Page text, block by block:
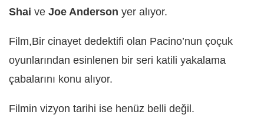
Shai ve Joe Anderson yer alıyor.
Film,Bir cinayet dedektifi olan Pacino’nun çoçuk
oyunlarından esinlenen bir seri katili yakalama
çabalarını konu alıyor.
Filmin vizyon tarihi ise henüz belli değil.